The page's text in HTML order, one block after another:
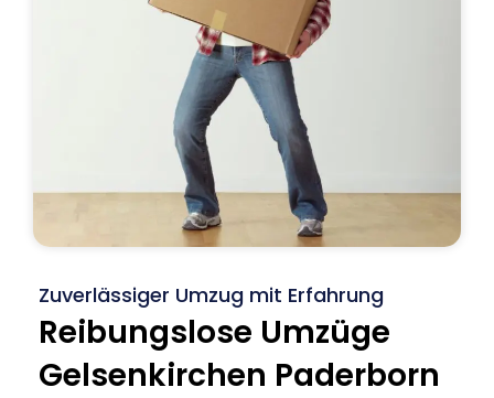
Zuverlässiger Umzug mit Erfahrung
Reibungslose Umzüge
Gelsenkirchen Paderborn